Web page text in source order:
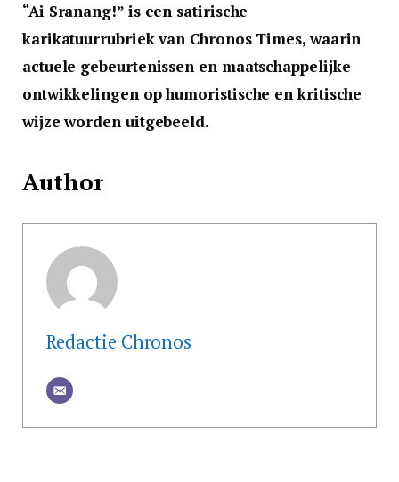
“Ai Sranang!” is een satirische
karikatuurrubriek van Chronos Times, waarin
actuele gebeurtenissen en maatschappelijke
ontwikkelingen op humoristische en kritische
wijze worden uitgebeeld.
Author
Redactie Chronos